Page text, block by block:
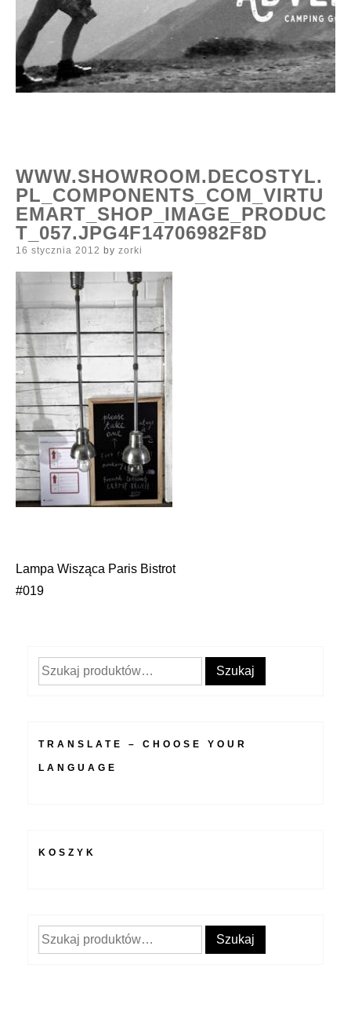
WWW.SHOWROOM.DECOSTYL.
PL_COMPONENTS_COM_VIRTU
EMART_SHOP_IMAGE_PRODUC
T_057.JPG4F14706982F8D
Posted
16 stycznia 2012 by zorki
Nawigacja
Lampa Wisząca Paris Bistrot
#019
Szukaj: Szukaj
TRANSLATE – CHOOSE YOUR
LANGUAGE
KOSZYK
Szukaj: Szukaj